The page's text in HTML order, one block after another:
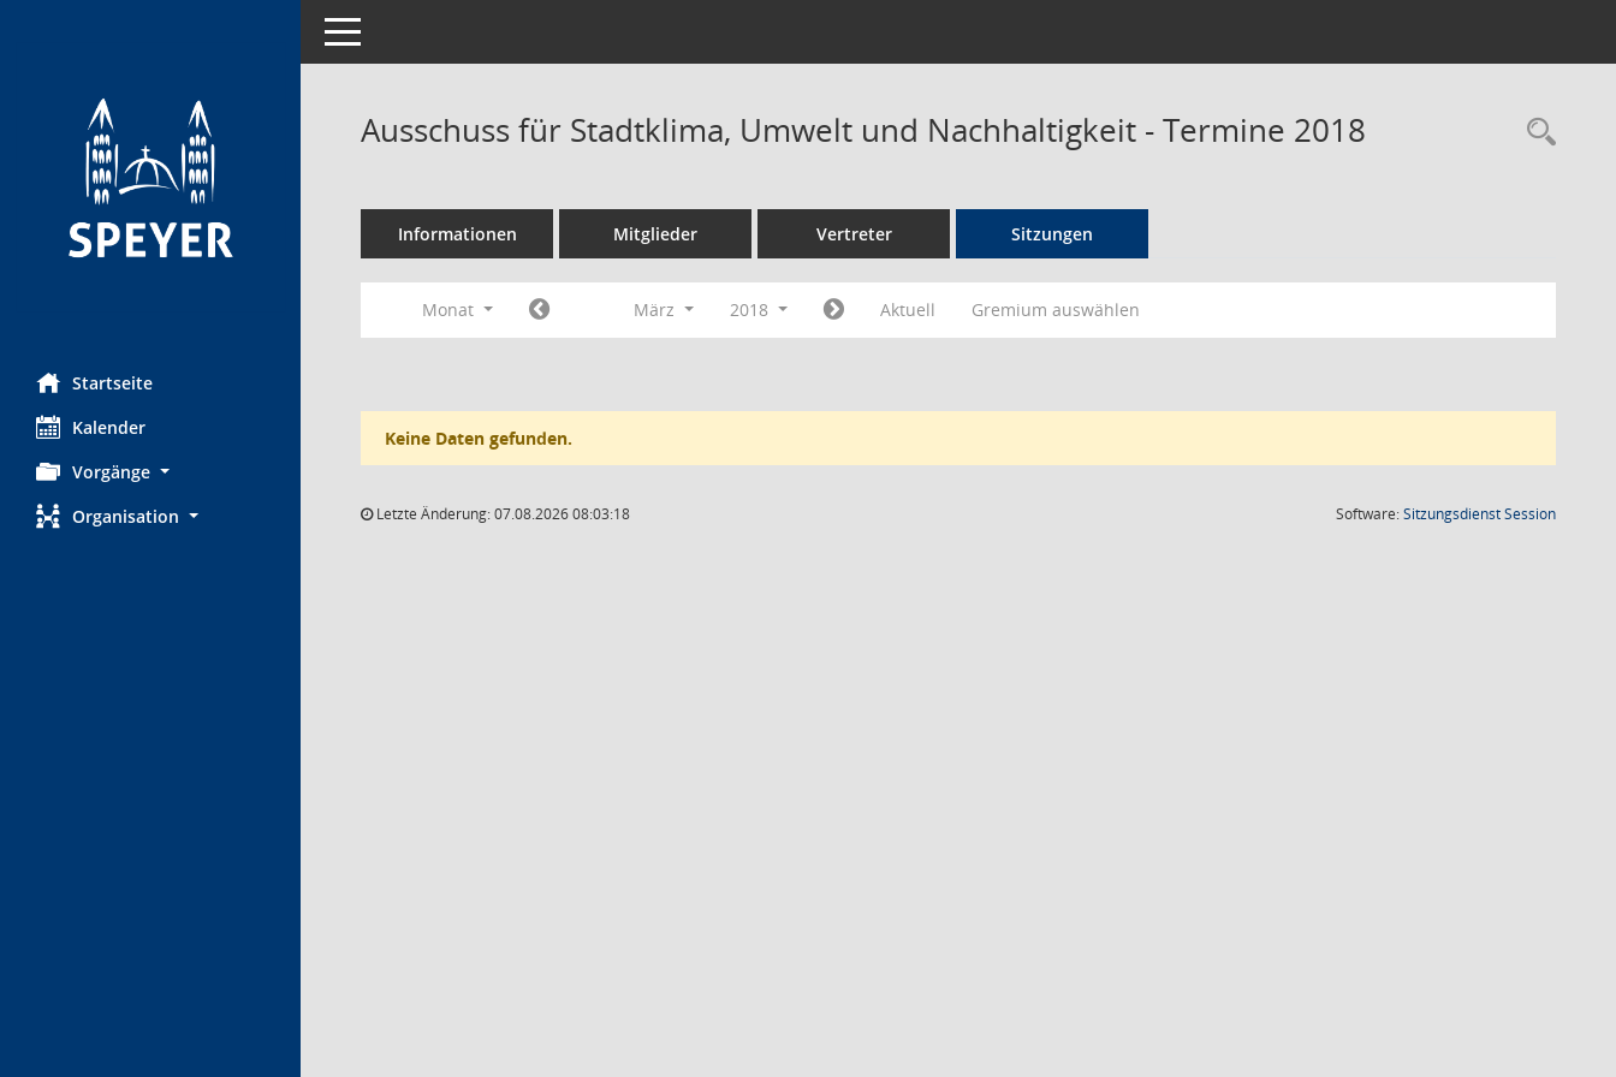
Startseite
Kalender
Vorgänge
Organisation
Toggle navigation
Ausschuss für Stadtklima, Umwelt und Nachhaltigkeit - Termine 2018
Informationen Mitglieder Vertreter Sitzungen
Monat März 2018 Aktuell Gremium auswählen
Keine Daten gefunden.
Letzte Änderung: 07.08.2026 08:03:18 Software:SitzungsdienstSession(Wird in